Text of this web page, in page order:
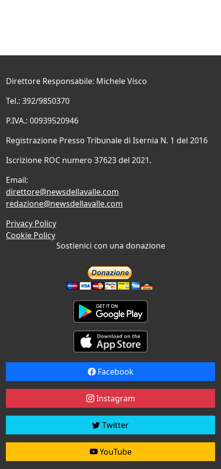
Direttore Responsabile: Michele Visco
Tel.: 392/9850370
P.IVA.: 00939520946
Registrazione Presso Tribunale di Isernia N. 1 del 2016
Iscrizione ROC numero 37623 del 2021.
Email:
direttore@newsdellavalle.com
redazione@newsdellavalle.com
Privacy Policy
Cookie Policy
Sostienici con una donazione
Facebook
Instagram
Twitter
YouTube